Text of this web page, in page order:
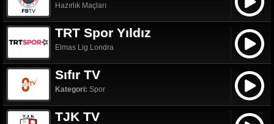
Hazırlık Maçları
TRT Spor Yıldız
Elmas Lig Londra
Sıfır TV
Kategori: Spor
TJK TV